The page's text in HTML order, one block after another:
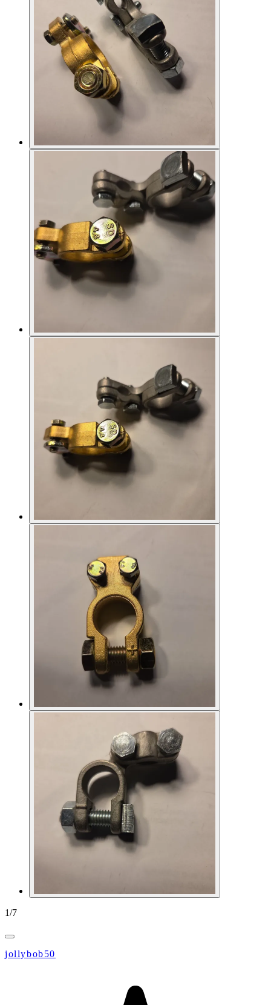
1/7
jollybob50